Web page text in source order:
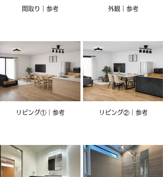
間取り｜参考 外観｜参考
リビング①｜参考 リビング②｜参考